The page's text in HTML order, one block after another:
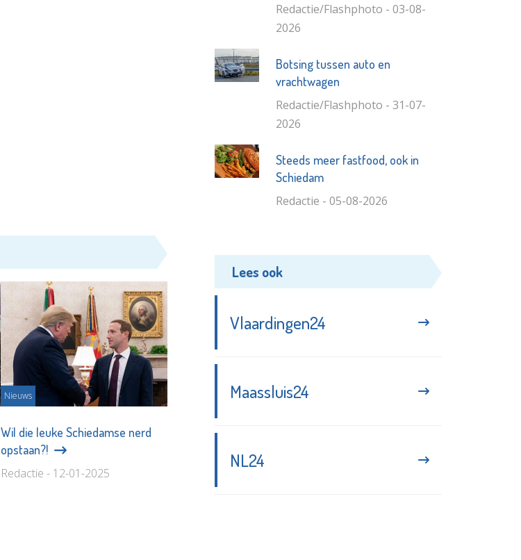
Nieuws
Wil die leuke Schiedamse nerd
opstaan?!
Redactie - 12-01-2025
Redactie/Flashphoto - 03-08-
2026
Botsing tussen auto en
vrachtwagen
Redactie/Flashphoto - 31-07-
2026
Steeds meer fastfood, ook in
Schiedam
Redactie - 05-08-2026
Lees ook
Vlaardingen24
Maassluis24
NL24